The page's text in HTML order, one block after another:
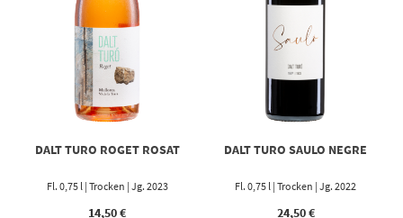
DALT TURO ROGET ROSAT
Fl. 0,75 l | Trocken | Jg. 2023
14,50€
DALT TURO SAULO NEGRE
Fl. 0,75 l | Trocken | Jg. 2022
24,50€